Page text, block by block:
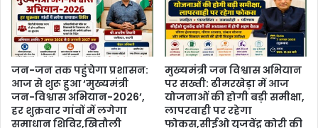
जन-जन तक पहुंचेगा प्रशासन:
आज से शुरू हुआ ‘मुख्यमंत्री
जन-विश्वास अभियान-2026’,
हर शुक्रवार गांवों में लगेगा
समाधान शिविर,खितौली
मुख्यमंत्री जन विश्वास अभियान
पर सख्ती: ढीमरखेड़ा में आज
योजनाओं की होगी बड़ी समीक्षा,
लापरवाही पर रहेगा
फोकस,सीईओ युजवेंद्र कोरी की